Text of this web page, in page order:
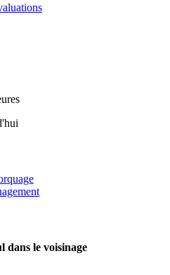
dans le voisinage